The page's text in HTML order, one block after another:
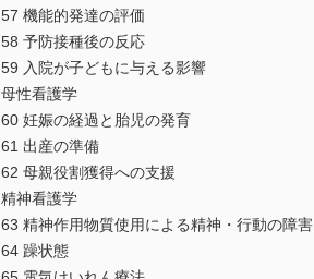
57 機能的発達の評価
58 予防接種後の反応
59 入院が子どもに与える影響
母性看護学
60 妊娠の経過と胎児の発育
61 出産の準備
62 母親役割獲得への支援
精神看護学
63 精神作用物質使用による精神・行動の障害
64 躁状態